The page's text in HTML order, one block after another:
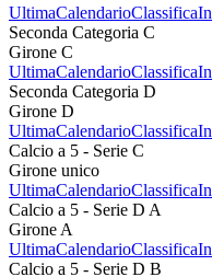
UltimaCalendarioClassifica
Seconda Categoria C
Girone C
UltimaCalendarioClassifica
Seconda Categoria D
Girone D
UltimaCalendarioClassifica
Calcio a 5 - Serie C
Girone unico
UltimaCalendarioClassifica
Calcio a 5 - Serie D A
Girone A
UltimaCalendarioClassifica
Calcio a 5 - Serie D B